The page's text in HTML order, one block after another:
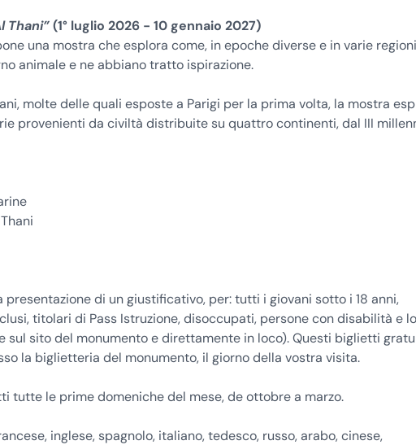
Thani”(1° luglio 2026 - 10 gennaio 2027)
una mostra che esplora come, in epoche diverse e in varie
animale e ne abbiano tratto ispirazione.
molte delle quali esposte a Parigi per la prima volta, la mostra
provenienti da civiltà distribuite su quattro continenti, dal III
di un giustificativo, per: tutti i giovani sotto i 18 anni,
titolari di Pass Istruzione, disoccupati, persone con disabilità e
sul sito del monumento e direttamente in loco). Questi biglietti
la biglietteria del monumento, il giorno della vostra visita.
tutte le prime domeniche del mese, de ottobre a marzo.
inglese, spagnolo, italiano, tedesco, russo, arabo, cinese,